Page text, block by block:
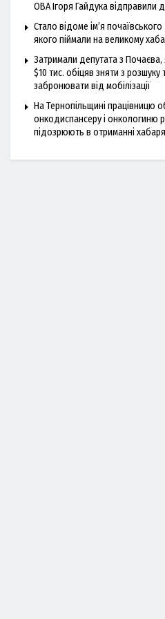
ОВА Ігоря Гайдука відправили
Стало відоме ім’я
якого піймали на великому
Затримали депутата з Почаєва,
$10 тис. обіцяв зняти з розшуку
забронювати від мобілізації
На Тернопільщині працівницю
онкодиспансеру і онкологиню
підозрюють в отриманні хабаря